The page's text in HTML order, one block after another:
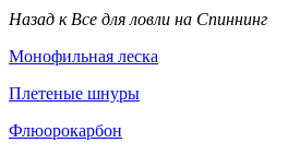
Назад к Все для ловли на Спиннинг
Монофильная леска
Плетеные шнуры
Флюорокарбон